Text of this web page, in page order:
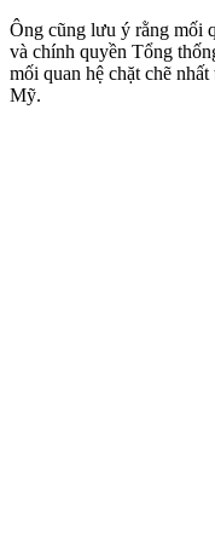
Ông cũng lưu ý rằng mối
và chính quyền Tổng
mối quan hệ chặt chẽ
Mỹ.